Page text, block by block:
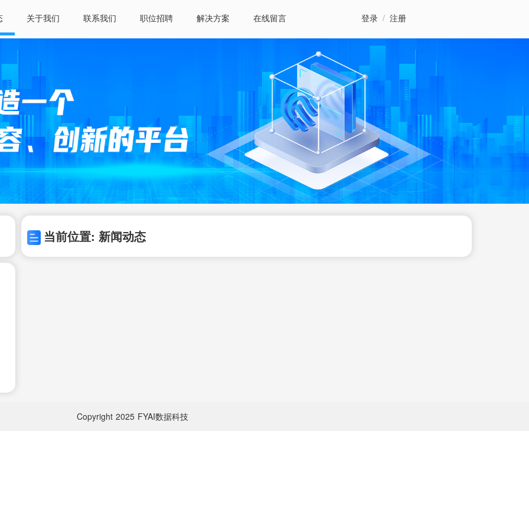
关于我们 联系我们 职位招聘 解决方案 在线留言 登录 / 注册
当前位置: 新闻动态
Copyright 2025 FYAI数据科技